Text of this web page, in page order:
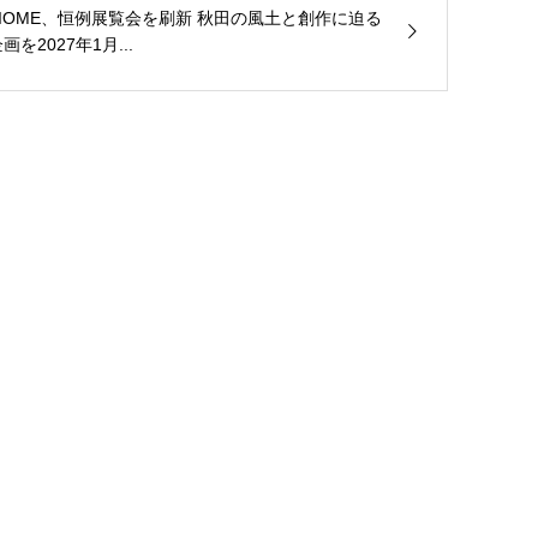
、恒例展覧会を刷新 秋田の風土と創作に迫る
を2027年1月...